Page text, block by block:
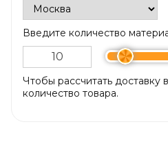
Введите количество
Чтобы рассчитать доставку
количество товара.